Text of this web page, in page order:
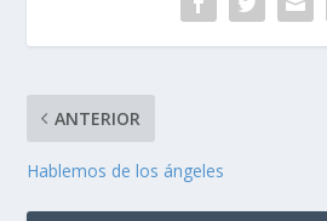
ANTERIOR
Hablemos de los ángeles